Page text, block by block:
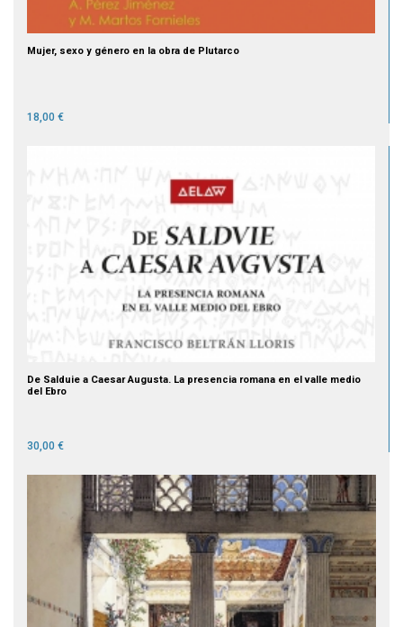
Mujer, sexo y género en la obra de Plutarco
18,00 €
De Salduie a Caesar Augusta. La presencia romana en el valle medio
del Ebro
30,00 €